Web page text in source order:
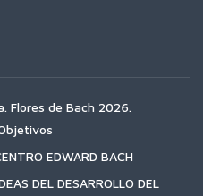
Flores de Bach 2026.
EDWARD BACH
DEL DESARROLLO DEL